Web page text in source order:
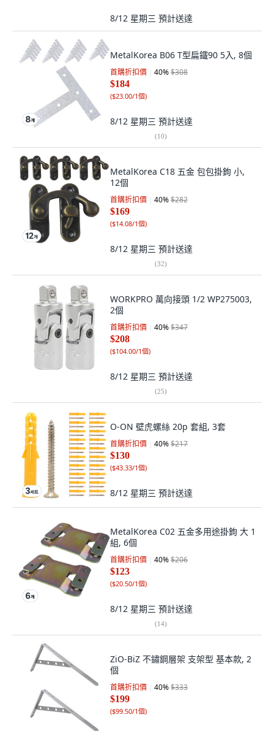
8/12 星期三 預計送達
MetalKorea B06 T型扁鐵90 5入, 8個
首購折扣價 40%$308
$184
($23.00/1個)
8/12 星期三 預計送達
(10)
MetalKorea C18 五金 包包掛鉤 小,
12個
首購折扣價 40%$282
$169
($14.08/1個)
8/12 星期三 預計送達
(32)
WORKPRO 萬向接頭 1/2 WP275003,
2個
首購折扣價 40%$347
$208
($104.00/1個)
8/12 星期三 預計送達
(25)
O-ON 壁虎螺絲 20p 套組, 3套
首購折扣價 40%$217
$130
($43.33/1個)
8/12 星期三 預計送達
MetalKorea C02 五金多用途掛鉤 大 1
組, 6個
首購折扣價 40%$206
$123
($20.50/1個)
8/12 星期三 預計送達
(14)
ZiO-BiZ 不鏽鋼層架 支架型 基本款, 2
個
首購折扣價 40%$333
$199
($99.50/1個)